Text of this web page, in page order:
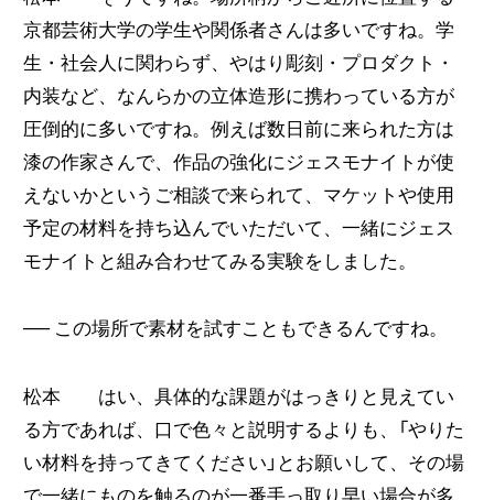
京都芸術大学の学生や関係者さんは多いですね。学
生・社会人に関わらず、やはり彫刻・プロダクト・
内装など、なんらかの立体造形に携わっている方が
圧倒的に多いですね。例えば数日前に来られた方は
漆の作家さんで、作品の強化にジェスモナイトが使
えないかというご相談で来られて、マケットや使用
予定の材料を持ち込んでいただいて、一緒にジェス
モナイトと組み合わせてみる実験をしました。
── この場所で素材を試すこともできるんですね。
松本 はい、具体的な課題がはっきりと見えてい
る方であれば、口で色々と説明するよりも、「やりた
い材料を持ってきてください」とお願いして、その場
で一緒にものを触るのが一番手っ取り早い場合が多